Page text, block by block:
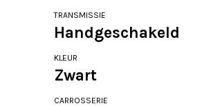
TRANSMISSIE
Handgeschakeld
KLEUR
Zwart
CARROSSERIE